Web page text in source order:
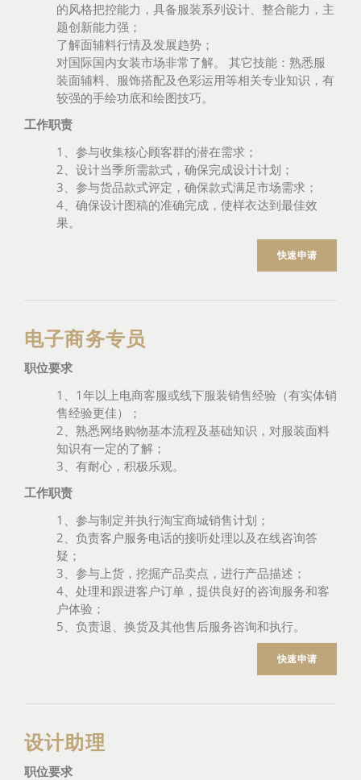
的风格把控能力，具备服装系列设计、整合能力，主
题创新能力强；
了解面辅料行情及发展趋势；
对国际国内女装市场非常了解。 其它技能：熟悉服
装面辅料、服饰搭配及色彩运用等相关专业知识，有
较强的手绘功底和绘图技巧。
工作职责
1、参与收集核心顾客群的潜在需求；
2、设计当季所需款式，确保完成设计计划；
3、参与货品款式评定，确保款式满足市场需求；
4、确保设计图稿的准确完成，使样衣达到最佳效
果。
快速申请
电子商务专员
职位要求
1、1年以上电商客服或线下服装销售经验（有实体销
售经验更佳）；
2、熟悉网络购物基本流程及基础知识，对服装面料
知识有一定的了解；
3、有耐心，积极乐观。
工作职责
1、参与制定并执行淘宝商城销售计划；
2、负责客户服务电话的接听处理以及在线咨询答
疑；
3、参与上货，挖掘产品卖点，进行产品描述；
4、处理和跟进客户订单，提供良好的咨询服务和客
户体验；
5、负责退、换货及其他售后服务咨询和执行。
快速申请
设计助理
职位要求